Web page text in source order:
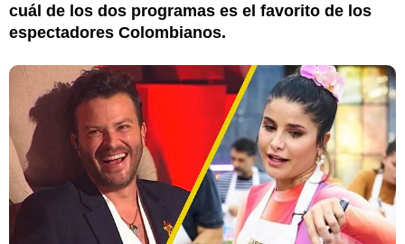
cuál de los dos programas es el favorito de los
espectadores Colombianos.